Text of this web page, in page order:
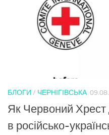
БЛОГИ / ЧЕРНІГІВСЬКА
Як Червоний Хрест
в російсько-